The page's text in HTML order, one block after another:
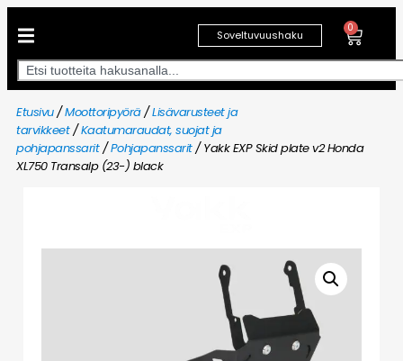
Soveltuvuushaku
0
Etusivu/Moottoripyörä/Lisävarusteet ja
tarvikkeet/Kaatumaraudat, suojat ja
pohjapanssarit/Pohjapanssarit/ Yakk EXP Skid plate v2 Honda
XL750 Transalp (23-) black